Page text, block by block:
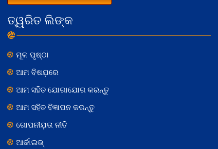
ତ୍ୱରିତ ଲିଙ୍କ
ମୂଳ ପୃଷ୍ଠା
ଆମ ବିଷଯ଼ରେ
ଆମ ସହିତ ଯୋଗାଯୋଗ କରନ୍ତୁ
ଆମ ସହିତ ବିଜ୍ଞାପନ କରନ୍ତୁ
ଗୋପନୀଯ଼ତା ନୀତି
ଆର୍କାଇଭ୍